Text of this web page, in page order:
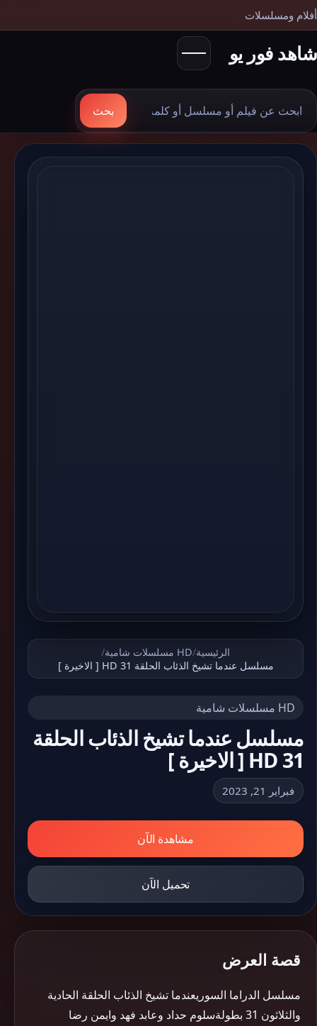
أفلام ومسلسلات
شاهد فور يو
ابحث
بحث
الرئيسية/HD مسلسلات شامية
/
مسلسل عندما تشيخ الذئاب الحلقة 31 HD [ الاخيرة ]
HD مسلسلات شامية
مسلسل عندما تشيخ الذئاب الحلقة
31 HD [ الاخيرة ]
فبراير 21, 2023
مشاهدة الآن
تحميل الآن
قصة العرض
مسلسل الدراما السوريعندما تشيخ الذئاب الحلقة الحادية
والثلاثون 31 بطولةسلوم حداد وعابد فهد وايمن رضا